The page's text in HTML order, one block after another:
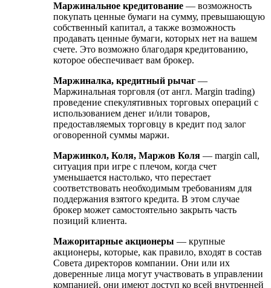
Маржинальное кредитование — возможность
покупать ценные бумаги на сумму, превышающую
собственный капитал, а также возможность
продавать ценные бумаги, которых нет на вашем
счете. Это возможно благодаря кредитованию,
которое обеспечивает вам брокер.
Маржиналка, кредитный рычаг —
Маржинальная торговля (от англ. Margin trading)
проведение спекулятивных торговых операций с
использованием денег и/или товаров,
предоставляемых торговцу в кредит под залог
оговоренной суммы маржи.
Маржинкол, Коля, Маржов Коля — margin call,
ситуация при игре с плечом, когда счет
уменьшается настолько, что перестает
соответствовать необходимым требованиям для
поддержания взятого кредита. В этом случае
брокер может самостоятельно закрыть часть
позиций клиента.
Мажоритарные акционеры — крупные
акционеры, которые, как правило, входят в состав
Совета директоров компании. Они или их
доверенные лица могут участвовать в управлении
компанией, они имеют доступ ко всей внутренней